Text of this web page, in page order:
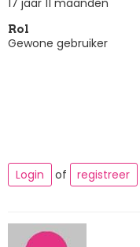
17 jaar 11 maanden
Rol
Gewone gebruiker
Login
of registreer